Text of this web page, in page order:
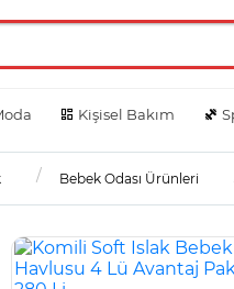
Kişisel Bakım
Bebek Odası Ürünleri